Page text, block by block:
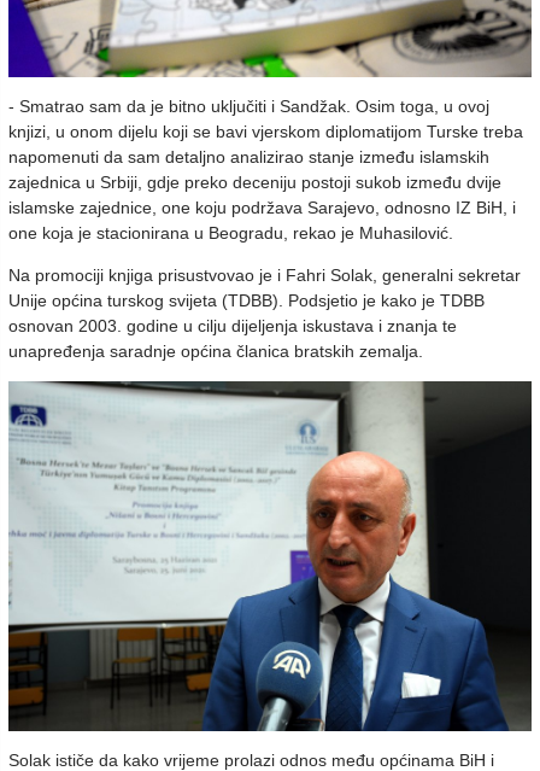
- Smatrao sam da je bitno uključiti i Sandžak. Osim toga, u ovoj
knjizi, u onom dijelu koji se bavi vjerskom diplomatijom Turske treba
napomenuti da sam detaljno analizirao stanje između islamskih
zajednica u Srbiji, gdje preko deceniju postoji sukob između dvije
islamske zajednice, one koju podržava Sarajevo, odnosno IZ BiH, i
one koja je stacionirana u Beogradu, rekao je Muhasilović.
Na promociji knjiga prisustvovao je i Fahri Solak, generalni sekretar
Unije općina turskog svijeta (TDBB). Podsjetio je kako je TDBB
osnovan 2003. godine u cilju dijeljenja iskustava i znanja te
unapređenja saradnje općina članica bratskih zemalja.
Solak ističe da kako vrijeme prolazi odnos među općinama BiH i